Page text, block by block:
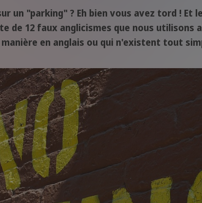
un "parking" ? Eh bien vous avez tord ! Et
de 12 faux anglicismes que nous utilisons
en anglais ou qui n'existent tout